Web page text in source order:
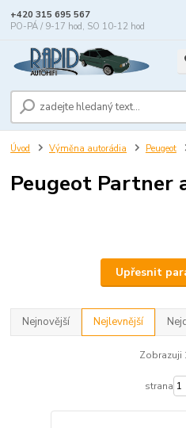
+420 315 695 567
PO-PÁ / 9-17 hod, SO 10-12 hod
Úvod Výměna autorádia Peugeot
Peugeot Partner
Upřesnit
Nejnovější Nejlevnější
Zobrazuji
strana